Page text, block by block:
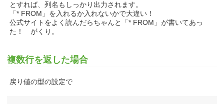
とすれば、列名もしっかり出力されます。
「* FROM」を入れるか入れないかで大違い！
公式サイトをよく読んだらちゃんと「* FROM」が書いてあっ
た！ がくり。
複数行を返した場合
戻り値の型の設定で